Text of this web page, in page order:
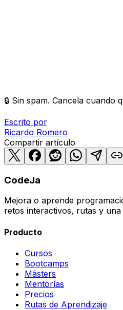
🔒 Sin spam. Cancela cuando
Escrito por
Ricardo Romero
Compartir artículo
CodeJa
Mejora o aprende
retos interactivos, rutas y una
Producto
Cursos
Bootcamps
Másters
Mentorías
Precios
Rutas de Aprendizaje